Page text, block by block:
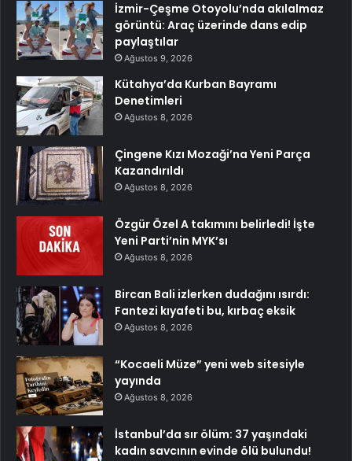
İzmir-Çeşme Otoyolu’nda akılalmaz
görüntü: Araç üzerinde dans edip
paylaştılar
Ağustos 9, 2026
Kütahya’da Kurban Bayramı
Denetimleri
Ağustos 8, 2026
Çingene Kızı Mozaği’na Yeni Parça
Kazandırıldı
Ağustos 8, 2026
Özgür Özel A takımını belirledi! İşte
Yeni Parti’nin MYK’sı
Ağustos 8, 2026
Bircan Bali izlerken dudağını ısırdı:
Fantezi kıyafeti bu, kırbaç eksik
Ağustos 8, 2026
“Kocaeli Müze” yeni web sitesiyle
yayında
Ağustos 8, 2026
İstanbul’da sır ölüm: 37 yaşındaki
kadın savcının evinde ölü bulundu!